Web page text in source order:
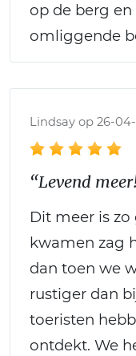
op de berg
omliggende
Lindsay op 26-
“Levend
Dit meer is zo
kwamen zag
dan toen we
rustiger dan
toeristen
ontdekt. We